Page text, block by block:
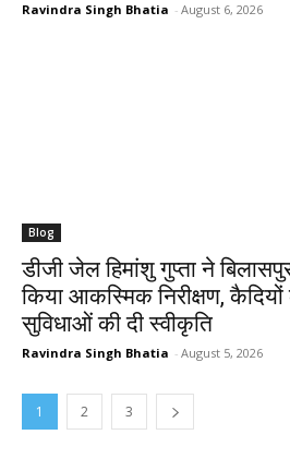
Ravindra Singh Bhatia - August 6, 2026
Blog
डीजी जेल हिमांशु गुप्ता ने
किया आकस्मिक निरीक्षण,
सुविधाओं की दी स्वीकृति
Ravindra Singh Bhatia - August 5, 2026
1 2 3